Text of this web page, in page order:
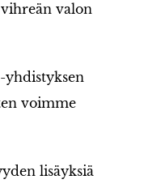
valon
voimme
lisäyksiä